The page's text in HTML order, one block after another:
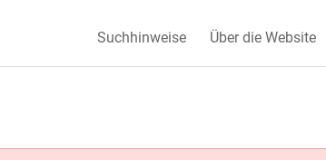
Suchhinweise Über die Website